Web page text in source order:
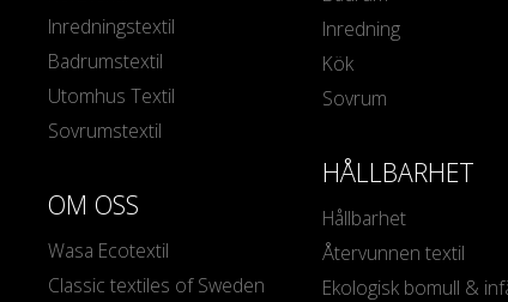
Inredningstextil
Badrumstextil
Utomhus Textil
Sovrumstextil
OM OSS
Wasa Ecotextil
Classic textiles of Sweden
Inredning
Kök
Sovrum
HÅLLBARHET
Hållbarhet
Återvunnen textil
Ekologisk bomull &